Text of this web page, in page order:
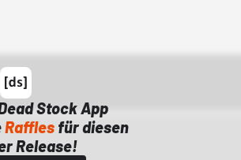
Stock App
Raffles für diesen
Release!